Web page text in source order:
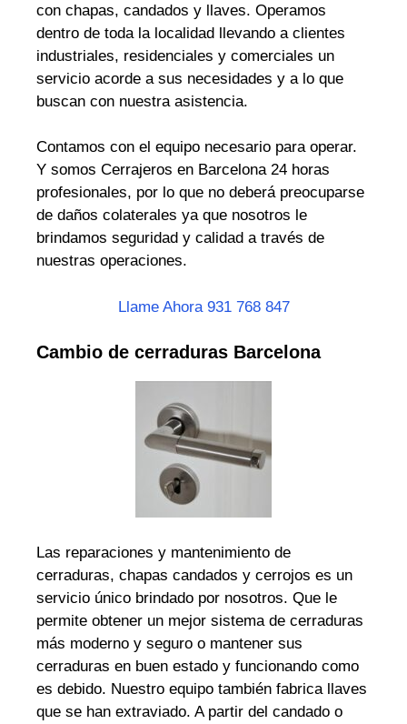
con chapas, candados y llaves. Operamos
dentro de toda la localidad llevando a clientes
industriales, residenciales y comerciales un
servicio acorde a sus necesidades y a lo que
buscan con nuestra asistencia.
Contamos con el equipo necesario para operar.
Y somos Cerrajeros en Barcelona 24 horas
profesionales, por lo que no deberá preocuparse
de daños colaterales ya que nosotros le
brindamos seguridad y calidad a través de
nuestras operaciones.
Llame Ahora 931 768 847
Cambio de cerraduras Barcelona
Las reparaciones y mantenimiento de
cerraduras, chapas candados y cerrojos es un
servicio único brindado por nosotros. Que le
permite obtener un mejor sistema de cerraduras
más moderno y seguro o mantener sus
cerraduras en buen estado y funcionando como
es debido. Nuestro equipo también fabrica llaves
que se han extraviado. A partir del candado o